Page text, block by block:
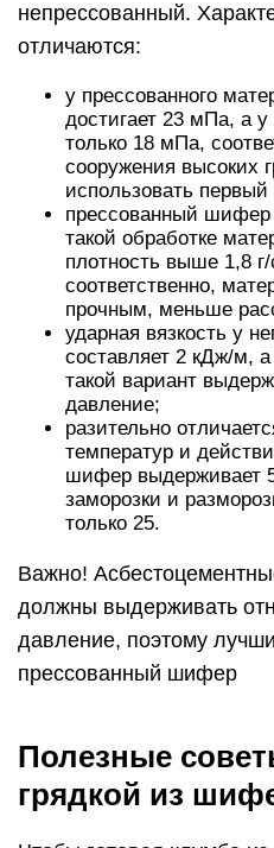
непрессованный.
отличаются:
у прессованного
достигает 23 мПа, а у
только 18 мПа,
сооружения высоких
использовать первый
прессованный
такой обработке
плотность выше 1,8
соответственно,
прочным, меньше
ударная вязкость у
составляет 2 кДж/м,
такой вариант
давление;
разительно
температур и
шифер выдерживает
заморозки и
только 25.
Важно!
должны выдерживать
давление, поэтому
прессованный шифер
Полезные
грядкой из